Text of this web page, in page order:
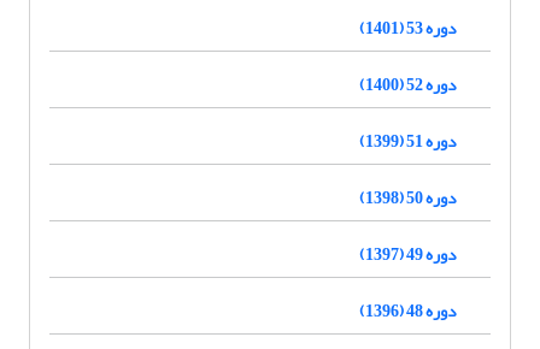
دوره 53 (1401)
دوره 52 (1400)
دوره 51 (1399)
دوره 50 (1398)
دوره 49 (1397)
دوره 48 (1396)